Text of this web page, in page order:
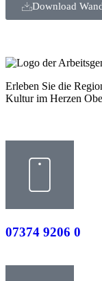
Download
Erleben Sie die
Kultur im Herzen
07374 9206 0